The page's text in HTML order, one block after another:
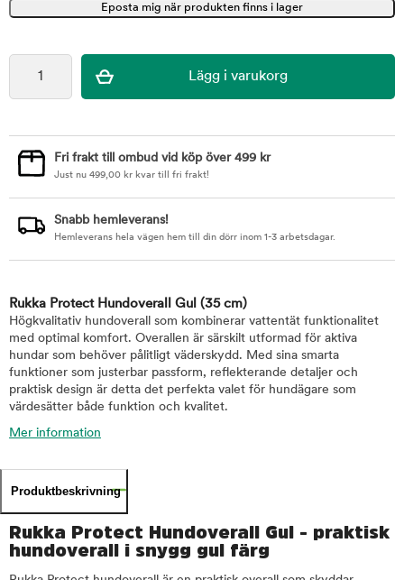
Fri frakt till ombud vid köp över 499 kr
Just nu 499,00 kr kvar till fri frakt!
Snabb hemleverans!
Hemleverans hela vägen hem till din dörr inom 1-3 arbetsdagar.
Rukka Protect Hundoverall Gul (35 cm)
Högkvalitativ hundoverall som kombinerar vattentät funktionalitet
med optimal komfort. Overallen är särskilt utformad för aktiva
hundar som behöver pålitligt väderskydd. Med sina smarta
funktioner som justerbar passform, reflekterande detaljer och
praktisk design är detta det perfekta valet för hundägare som
värdesätter både funktion och kvalitet.
Mer information
Produktbeskrivning
Rukka Protect Hundoverall Gul - praktisk
hundoverall i snygg gul färg